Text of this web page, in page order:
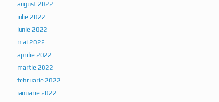
august 2022
iulie 2022
iunie 2022
mai 2022
aprilie 2022
martie 2022
februarie 2022
ianuarie 2022